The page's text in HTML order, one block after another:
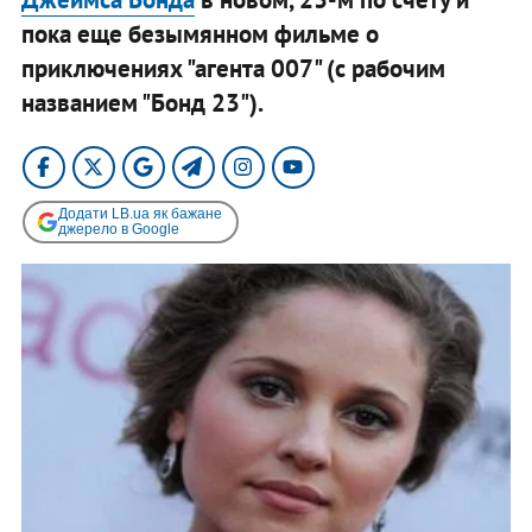
пока еще безымянном фильме о
приключениях "агента 007" (с рабочим
названием "Бонд 23").
Додати LB.ua як бажане
джерело в Google